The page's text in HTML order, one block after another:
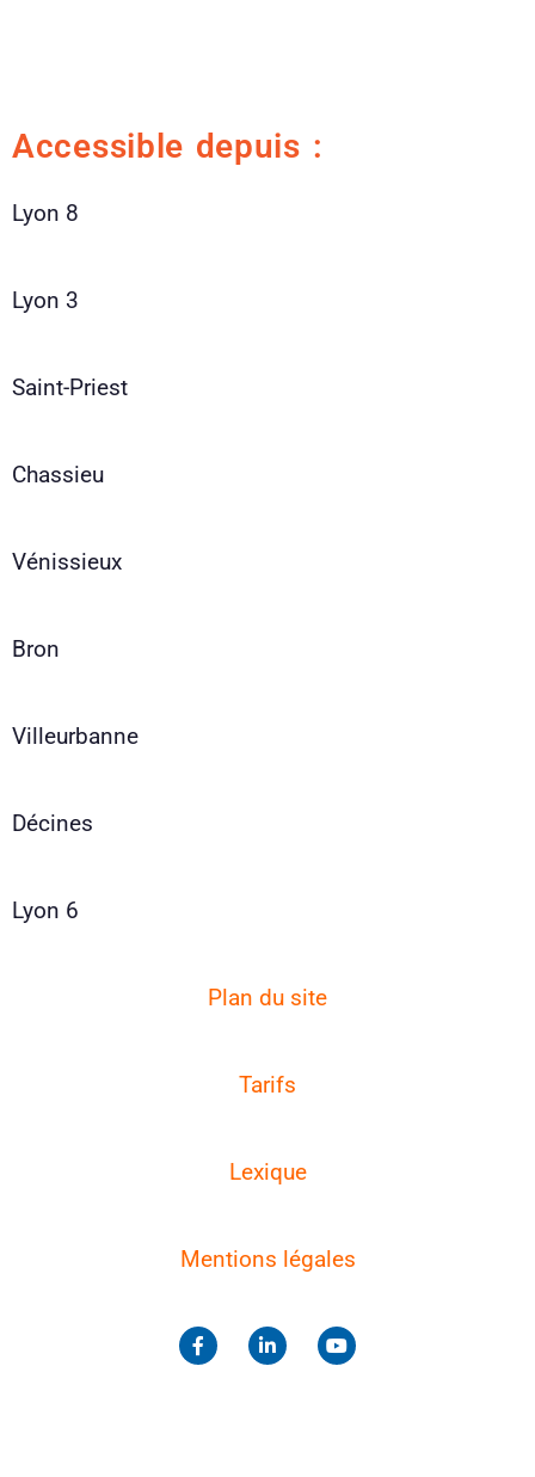
Accessible depuis :
Lyon 8
Lyon 3
Saint-Priest
Chassieu
Vénissieux
Bron
Villeurbanne
Décines
Lyon 6
Plan du site
Tarifs
Lexique
Mentions légales